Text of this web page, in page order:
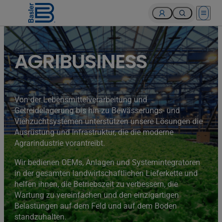
Open
AGRIBUSINESS
Von der Lebensmittelverarbeitung und
Getreidelagerung bis hin zu Bewässerungs- und
Viehzuchtsystemen unterstützen unsere Lösungen die
Ausrüstung und Infrastruktur, die die moderne
Agrarindustrie vorantreibt.
Wir bedienen OEMs, Anlagen und Systemintegratoren
in der gesamten landwirtschaftlichen Lieferkette und
helfen ihnen, die Betriebszeit zu verbessern, die
Wartung zu vereinfachen und den einzigartigen
Belastungen auf dem Feld und auf dem Boden
standzuhalten.